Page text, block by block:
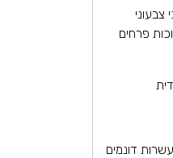
צבעוני
פרחים
דונמים